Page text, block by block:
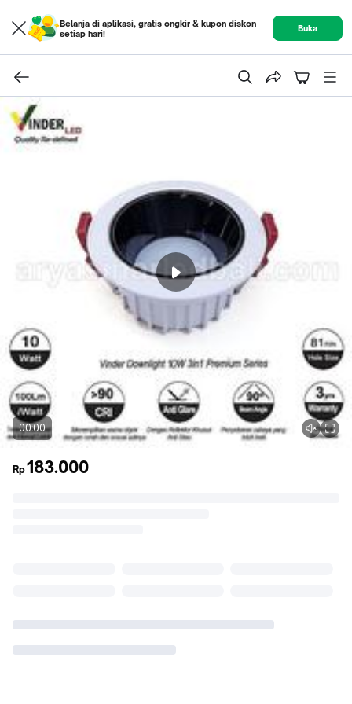
Belanja di aplikasi, gratis ongkir & kupon diskon
setiap hari!
Buka
00:00
Rp183.000